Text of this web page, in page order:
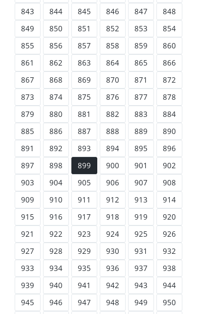
843
844 845 846 847
848
849
850 851 852 853
854
855
856 857 858 859
860
861
862 863 864 865
866
867
868 869 870 871
872
873
874 875 876 877
878
879
880 881 882 883
884
885
886 887 888 889
890
891
892 893 894 895
896
897
898 899 900 901
902
903
904 905 906 907
908
909
910 911 912 913
914
915
916 917 918 919
920
921
922 923 924 925
926
927
928 929 930 931
932
933
934 935 936 937
938
939
940 941 942 943
944
945
946 947 948 949
950